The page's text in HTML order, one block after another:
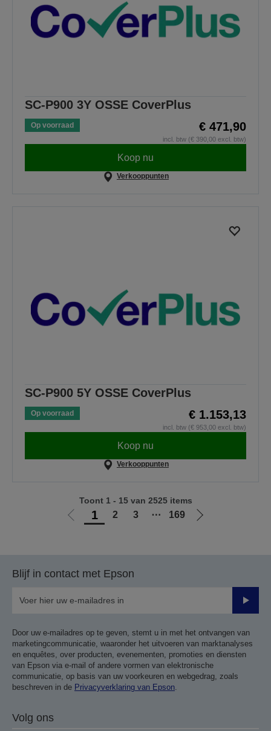
SC-P900 3Y OSSE CoverPlus
Op voorraad € 471,90
incl. btw (€ 390,00 excl. btw)
Koop nu
Verkooppunten
SC-P900 5Y OSSE CoverPlus
Op voorraad € 1.153,13
incl. btw (€ 953,00 excl. btw)
Koop nu
Verkooppunten
Ga
1 2 3 ⋯ 169
Ga
Toont 1 - 15 van 2525 items
Blijf in contact met Epson
Door uw e-mailadres op te geven, stemt u in met het ontvangen van
marketingcommunicatie, waaronder het uitvoeren van marktanalyses
en enquêtes, over producten, evenementen, promoties en diensten
van Epson via e-mail of andere vormen van elektronische
communicatie, op basis van uw voorkeuren en webgedrag, zoals
beschreven in de Privacyverklaring van Epson.
Volg ons